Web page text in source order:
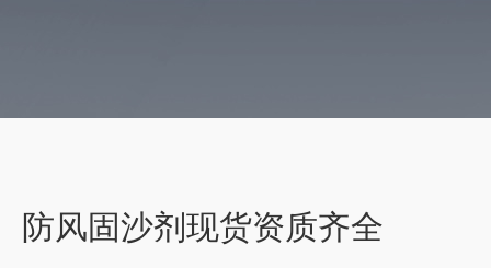
防风固沙剂现货资质齐全